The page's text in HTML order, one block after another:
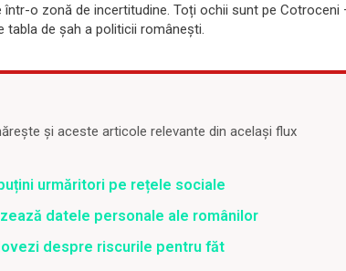
o zonă de incertitudine. Toți ochii sunt pe Cotroceni
tabla de șah a politicii românești.
și aceste articole relevante din același flux
urmăritori pe rețele sociale
datele personale ale românilor
despre riscurile pentru făt